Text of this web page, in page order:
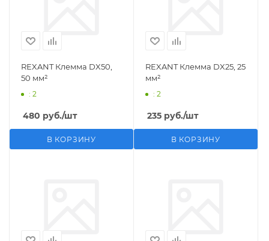
REXANT Клемма DX50,
50 мм²
: 2
480 руб./шт
В КОРЗИНУ
REXANT Клемма DX25, 25
мм²
: 2
235 руб./шт
В КОРЗИНУ